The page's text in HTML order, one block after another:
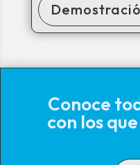
Conoce
con los